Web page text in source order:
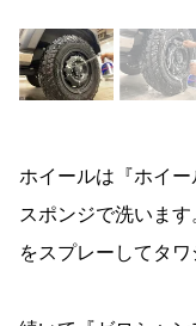
ホイールは『ホイ
スポンジで洗いま
をスプレーしてタワ